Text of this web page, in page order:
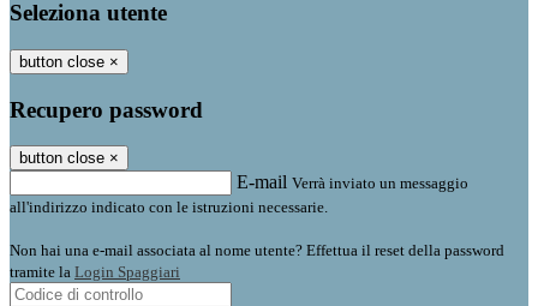
Seleziona utente
button close ×
Recupero password
button close ×
E-mail Verrà inviato un messaggio
all'indirizzo indicato con le istruzioni necessarie.
Non hai una e-mail associata al nome utente? Effettua il reset della password
tramite la Login Spaggiari